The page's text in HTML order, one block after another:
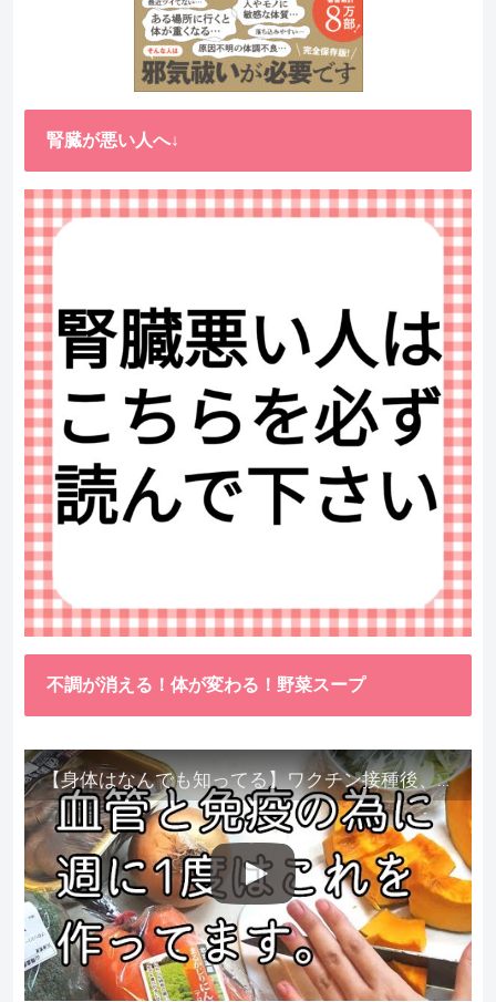
腎臓が悪い人へ↓
不調が消える！体が変わる！野菜スープ
【身体はなんでも知ってる】ワクチン接種後、異常に食べたくなった野菜が細胞回復に貢献してくれました。